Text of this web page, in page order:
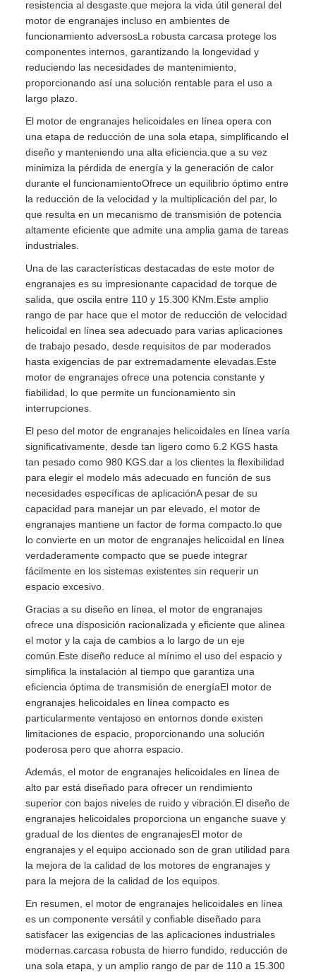
resistencia al desgaste.que mejora la vida útil general del
motor de engranajes incluso en ambientes de
funcionamiento adversosLa robusta carcasa protege los
componentes internos, garantizando la longevidad y
reduciendo las necesidades de mantenimiento,
proporcionando así una solución rentable para el uso a
largo plazo.
El motor de engranajes helicoidales en línea opera con
una etapa de reducción de una sola etapa, simplificando el
diseño y manteniendo una alta eficiencia.que a su vez
minimiza la pérdida de energía y la generación de calor
durante el funcionamientoOfrece un equilibrio óptimo entre
la reducción de la velocidad y la multiplicación del par, lo
que resulta en un mecanismo de transmisión de potencia
altamente eficiente que admite una amplia gama de tareas
industriales.
Una de las características destacadas de este motor de
engranajes es su impresionante capacidad de torque de
salida, que oscila entre 110 y 15.300 KNm.Este amplio
rango de par hace que el motor de reducción de velocidad
helicoidal en línea sea adecuado para varias aplicaciones
de trabajo pesado, desde requisitos de par moderados
hasta exigencias de par extremadamente elevadas.Este
motor de engranajes ofrece una potencia constante y
fiabilidad, lo que permite un funcionamiento sin
interrupciones.
El peso del motor de engranajes helicoidales en línea varía
significativamente, desde tan ligero como 6.2 KGS hasta
tan pesado como 980 KGS.dar a los clientes la flexibilidad
para elegir el modelo más adecuado en función de sus
necesidades específicas de aplicaciónA pesar de su
capacidad para manejar un par elevado, el motor de
engranajes mantiene un factor de forma compacto.lo que
lo convierte en un motor de engranajes helicoidal en línea
verdaderamente compacto que se puede integrar
fácilmente en los sistemas existentes sin requerir un
espacio excesivo.
Gracias a su diseño en línea, el motor de engranajes
ofrece una disposición racionalizada y eficiente que alinea
el motor y la caja de cambios a lo largo de un eje
común.Este diseño reduce al mínimo el uso del espacio y
simplifica la instalación al tiempo que garantiza una
eficiencia óptima de transmisión de energíaEl motor de
engranajes helicoidales en línea compacto es
particularmente ventajoso en entornos donde existen
limitaciones de espacio, proporcionando una solución
poderosa pero que ahorra espacio.
Además, el motor de engranajes helicoidales en línea de
alto par está diseñado para ofrecer un rendimiento
superior con bajos niveles de ruido y vibración.El diseño de
engranajes helicoidales proporciona un enganche suave y
gradual de los dientes de engranajesEl motor de
engranajes y el equipo accionado son de gran utilidad para
la mejora de la calidad de los motores de engranajes y
para la mejora de la calidad de los equipos.
En resumen, el motor de engranajes helicoidales en línea
es un componente versátil y confiable diseñado para
satisfacer las exigencias de las aplicaciones industriales
modernas.carcasa robusta de hierro fundido, reducción de
una sola etapa, y un amplio rango de par de 110 a 15.300